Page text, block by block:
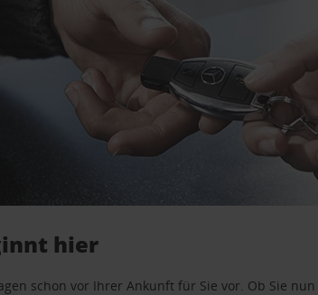
hier
schon vor Ihrer Ankunft für Sie vor. Ob Sie